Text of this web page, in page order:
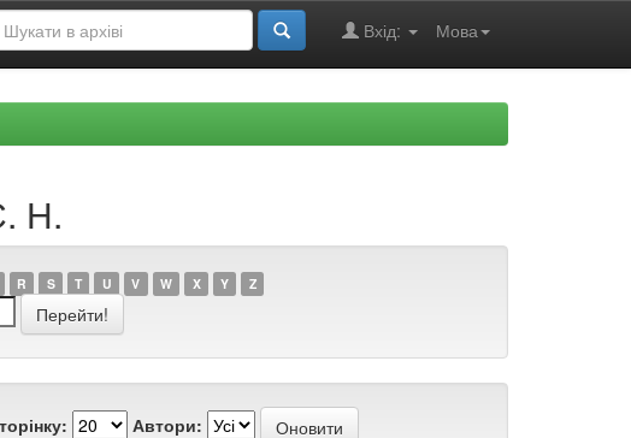
Мова
Вхід:
Н.
R S T U V W X Y Z
Автори: